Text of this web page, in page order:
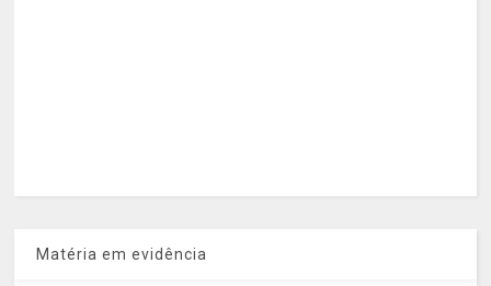
Matéria em evidência